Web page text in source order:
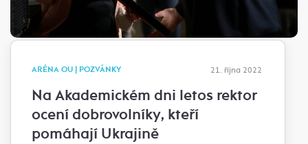
ARÉNA OU | POZVÁNKY 21. října 2022
Na Akademickém dni letos rektor
ocení dobrovolníky, kteří
pomáhají Ukrajině